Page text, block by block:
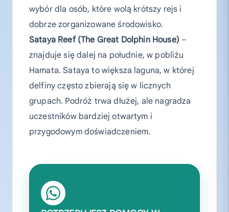
wybór dla osób, które wolą krótszy rejs i
dobrze zorganizowane środowisko.
Sataya Reef (The Great Dolphin House) –
znajduje się dalej na południe, w pobliżu
Hamata. Sataya to większa laguna, w której
delfiny często zbierają się w licznych
grupach. Podróż trwa dłużej, ale nagradza
uczestników bardziej otwartym i
przygodowym doświadczeniem.